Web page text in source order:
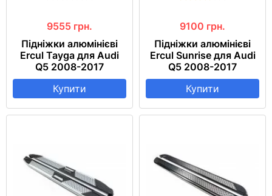
9555 грн.
Підніжки алюмінієві
Ercul Tayga для Audi
Q5 2008-2017
Купити
9100 грн.
Підніжки алюмінієві
Ercul Sunrise для Audi
Q5 2008-2017
Купити